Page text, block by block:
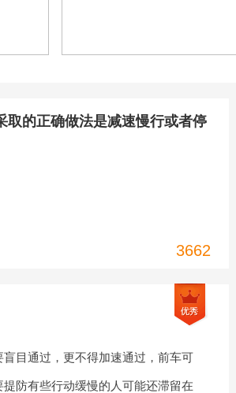
取的正确做法是减速慢行或者停
3662
目通过，更不得加速通过，前车可
防有些行动缓慢的人可能还滞留在